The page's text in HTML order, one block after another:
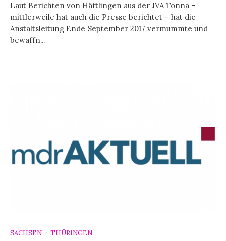
Laut Berichten von Häftlingen aus der JVA Tonna –
mittlerweile hat auch die Presse berichtet – hat die
Anstaltsleitung Ende September 2017 vermummte und
bewaffn...
SACHSEN / THÜRINGEN